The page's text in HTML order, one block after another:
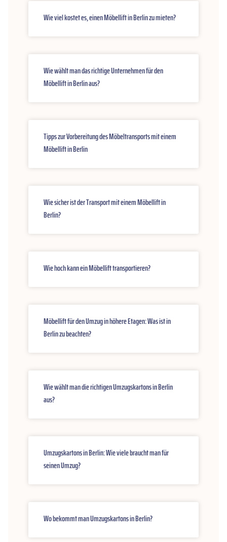
Wie viel kostet es, einen Möbellift in Berlin zu mieten?
Wie wählt man das richtige Unternehmen für den
Möbellift in Berlin aus?
Tipps zur Vorbereitung des Möbeltransports mit einem
Möbellift in Berlin
Wie sicher ist der Transport mit einem Möbellift in
Berlin?
Wie hoch kann ein Möbellift transportieren?
Möbellift für den Umzug in höhere Etagen: Was ist in
Berlin zu beachten?
Wie wählt man die richtigen Umzugskartons in Berlin
aus?
Umzugskartons in Berlin: Wie viele braucht man für
seinen Umzug?
Wo bekommt man Umzugskartons in Berlin?